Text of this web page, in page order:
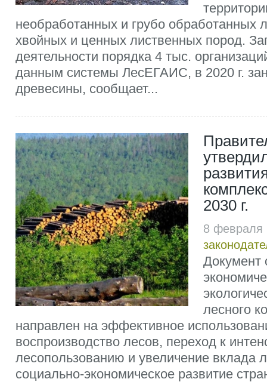
необработанных и грубо обработанных
хвойных и ценных лиственных пород.
деятельности порядка 4 тыс.
данным системы ЛесЕГАИС, в 2020 г.
древесины, сообщает...
2030 г.
8
Документ
лесного
направлен на эффективное
воспроизводство лесов, переход к
лесопользованию и увеличение вклада
социально-экономическое развитие